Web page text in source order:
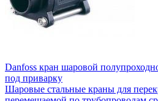
Danfoss кран шаровой
под приварку
Шаровые стальные краны для